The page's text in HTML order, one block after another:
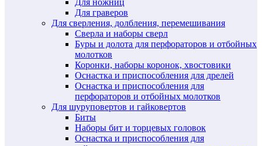
Для граверов
Для сверления, долбления, перемешивания
Сверла и наборы сверл
Буры и долота для перфораторов и отбойных
молотков
Коронки, наборы коронок, хвостовики
Оснастка и приспособления для дрелей
Оснастка и приспособления для
перфораторов и отбойных молотков
Для шуруповертов и гайковертов
Биты
Наборы бит и торцевых головок
Оснастка и приспособления для